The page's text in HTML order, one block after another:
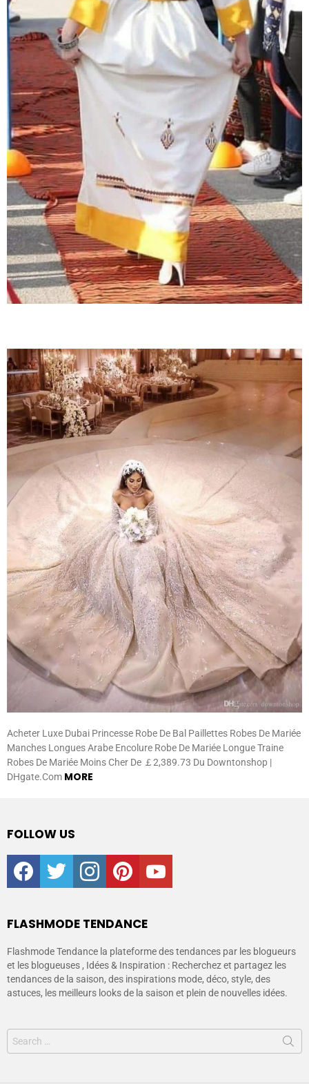
Acheter Luxe Dubai Princesse Robe De Bal Paillettes Robes De Mariée
Manches Longues Arabe Encolure Robe De Mariée Longue Traine
Robes De Mariée Moins Cher De ￡2,389.73 Du Downtonshop |
DHgate.Com MORE
FOLLOW US
facebooktwitter instagrampinterestyoutube
FLASHMODE TENDANCE
Flashmode Tendance la plateforme des tendances par les blogueurs
et les blogueuses , Idées & Inspiration : Recherchez et partagez les
tendances de la saison, des inspirations mode, déco, style, des
astuces, les meilleurs looks de la saison et plein de nouvelles idées.